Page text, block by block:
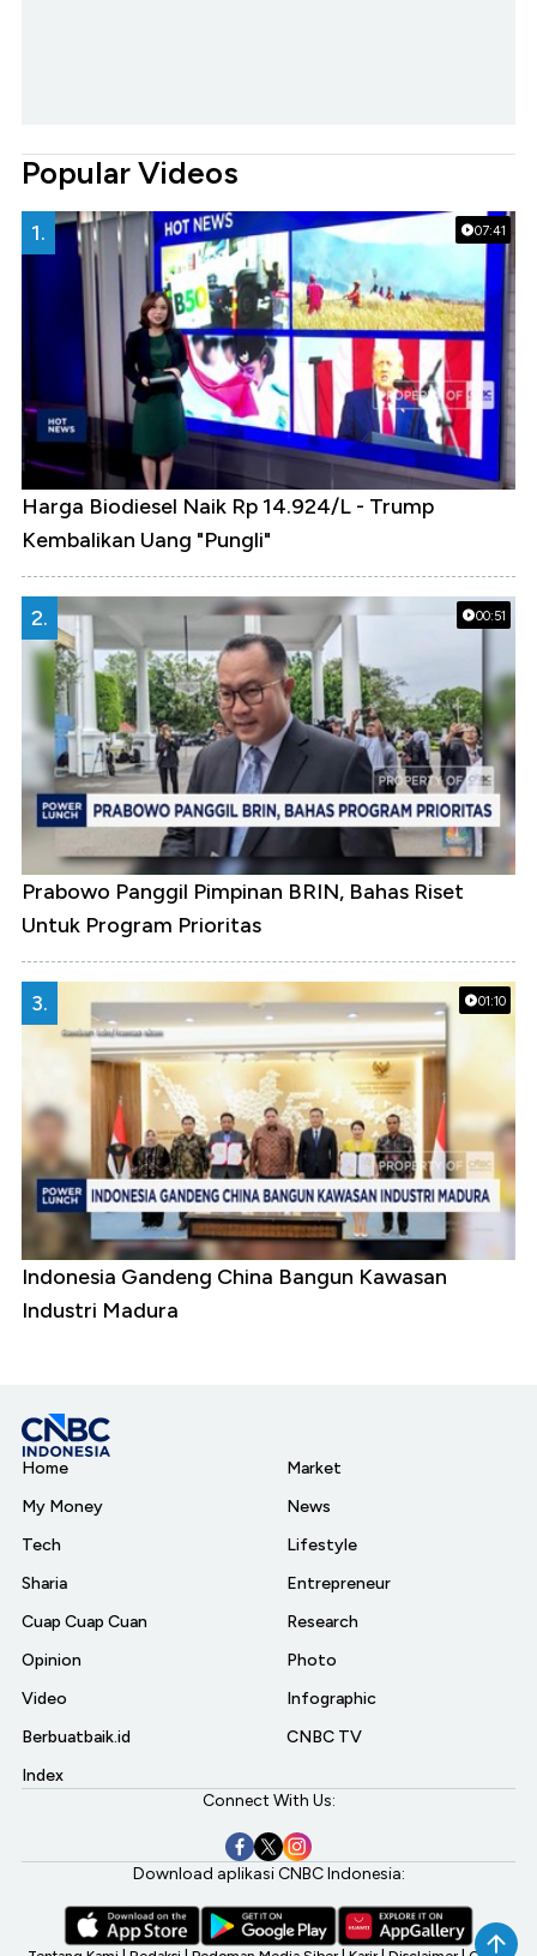
Popular Videos
07:41
1.
Harga Biodiesel Naik Rp 14.924/L - Trump
Kembalikan Uang "Pungli"
00:51
2.
Prabowo Panggil Pimpinan BRIN, Bahas Riset
Untuk Program Prioritas
01:10
3.
Indonesia Gandeng China Bangun Kawasan
Industri Madura
Home
My Money
Tech
Sharia
Cuap Cuap Cuan
Opinion
Video
Berbuatbaik.id
Index
Market
News
Lifestyle
Entrepreneur
Research
Photo
Infographic
CNBC TV
Connect With Us:
Download aplikasi CNBC Indonesia: